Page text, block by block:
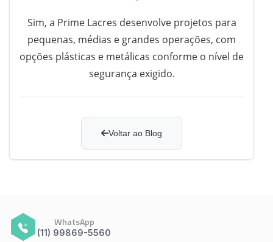
Sim, a Prime Lacres desenvolve projetos para
pequenas, médias e grandes operações, com
opções plásticas e metálicas conforme o nível de
segurança exigido.
Voltar ao Blog
WhatsApp
(11) 99869-5560